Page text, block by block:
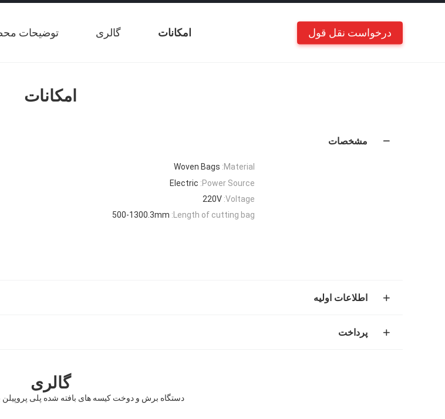
امکانات گالری توضیحات درخواست نقل قول
امکانات
مشخصات
Material:
Woven Bags
Power Source:
Electric
Voltage:
220V
Length of cutting bag:
500-1300.3mm
اطلاعات اولیه
پرداخت
گالری
دستگاه برش و دوخت کیسه های بافته شده پلی